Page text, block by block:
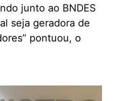
junto ao BNDES
seja geradora de
pontuou, o